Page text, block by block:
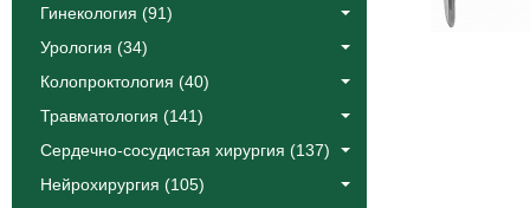
Гинекология (91)
Урология (34)
Колопроктология (40)
Травматология (141)
Сердечно-сосудистая хирургия (137)
Нейрохирургия (105)